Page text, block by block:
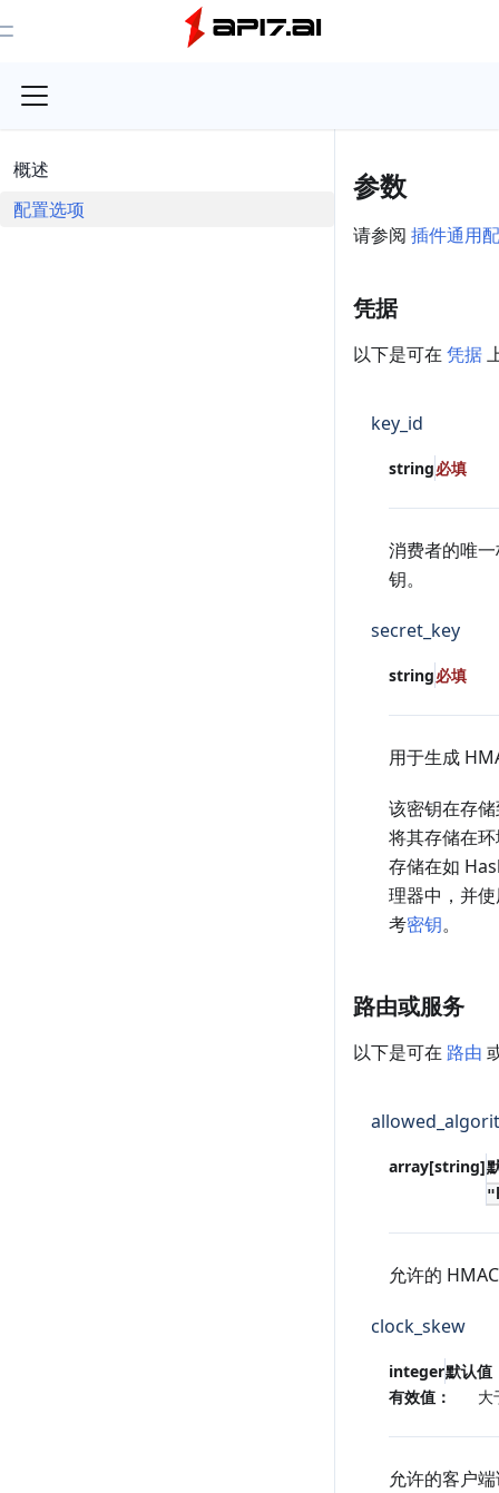
Toggle Menu
概述
配置选项
参数
请参阅 插件通用
凭据
以下是可在 凭据
key_id
string必填
消费者的唯
钥。
secret_key
string必填
用于生成
该密钥在存
将其存储在
存储在如
理器中，并
考密钥。
路由或服务
以下是可在路由
array[string]
允许的
clock_skew
integer默认值
有效值：
大
允许的客户